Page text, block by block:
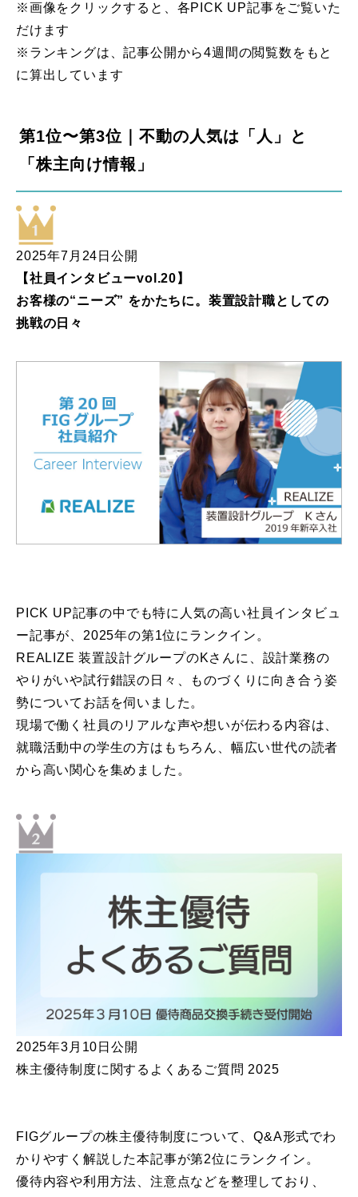
※画像をクリックすると、各PICK UP記事をご覧いた
だけます
※ランキングは、記事公開から4週間の閲覧数をもと
に算出しています
第1位〜第3位｜不動の人気は「人」と
「株主向け情報」
2025年7月24日公開
【社員インタビューvol.20】
お客様の“ニーズ” をかたちに。装置設計職としての
挑戦の日々
PICK UP記事の中でも特に人気の高い社員インタビュ
ー記事が、2025年の第1位にランクイン。
REALIZE 装置設計グループのKさんに、設計業務の
やりがいや試行錯誤の日々、ものづくりに向き合う姿
勢についてお話を伺いました。
現場で働く社員のリアルな声や想いが伝わる内容は、
就職活動中の学生の方はもちろん、幅広い世代の読者
から高い関心を集めました。
2025年3月10日公開
株主優待制度に関するよくあるご質問 2025
FIGグループの株主優待制度について、Q&A形式でわ
かりやすく解説した本記事が第2位にランクイン。
優待内容や利用方法、注意点などを整理しており、